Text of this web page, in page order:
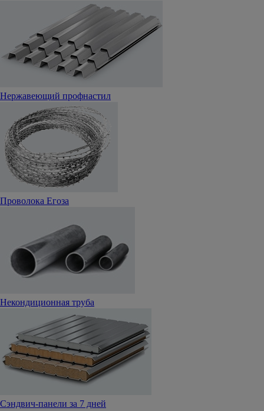
Нержавеющий профнастил
Проволока Егоза
Некондиционная труба
Сэндвич-панели за 7 дней